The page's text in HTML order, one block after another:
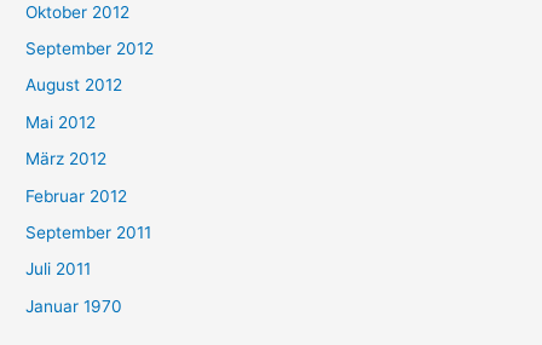
Oktober 2012
September 2012
August 2012
Mai 2012
März 2012
Februar 2012
September 2011
Juli 2011
Januar 1970